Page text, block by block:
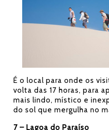
É o local para onde os
volta das 17 horas, para
mais lindo, místico e
do sol que mergulha no
7 – Lagoa do Paraíso